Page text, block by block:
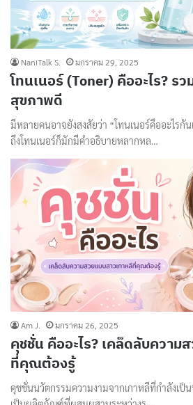
NaniTalk S. มกราคม 29, 2025
โทนเนอร์ (Toner) คืออะไร? ร
สุขภาพดี
มีหลายคนอาจยังสงสัยว่า “โทนเนอร์คืออะไรกั
ถึงโทนเนอร์ก็มักมีคำอธิบายหลากหล…
Am J. มกราคม 26, 2025
คุชชั่น คืออะไร? เคล็ดลับความ
ที่คุณต้องรู้
คุชชั่นนวัตกรรมความงามจากเกาหลีที่กำลังเ